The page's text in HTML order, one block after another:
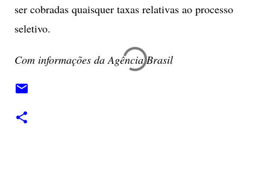
ser cobradas quaisquer taxas relativas ao processo
seletivo.
Com informações da Agência Brasil